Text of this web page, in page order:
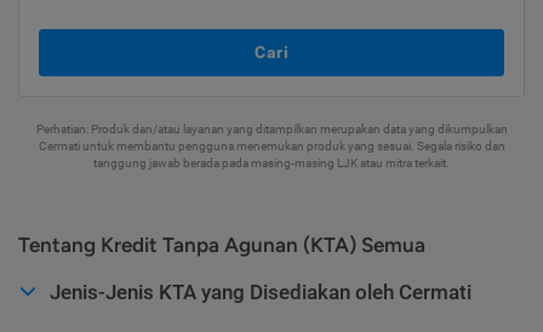
Cari
Perhatian: Produk dan/atau layanan yang ditampilkan merupakan data yang dikumpulkan
Cermati untuk membantu pengguna menemukan produk yang sesuai. Segala risiko dan
tanggung jawab berada pada masing-masing LJK atau mitra terkait.
Tentang Kredit Tanpa Agunan (KTA) Semua
Jenis-Jenis KTA yang Disediakan oleh Cermati